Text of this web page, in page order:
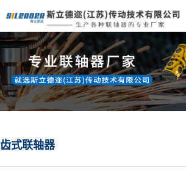
齿式联轴器